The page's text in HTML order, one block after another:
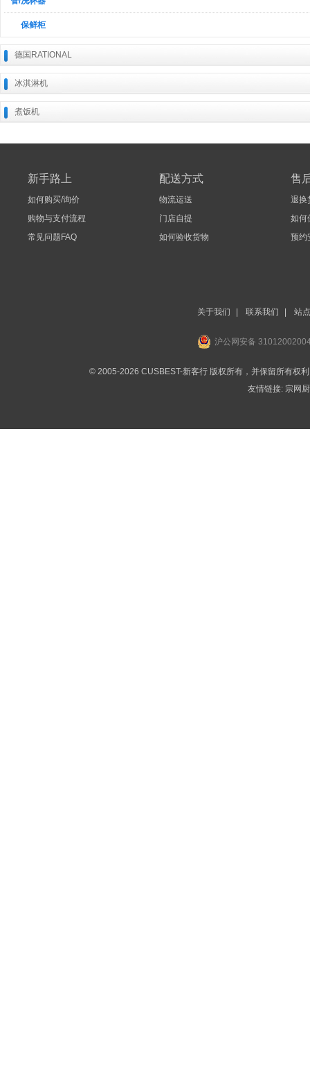
保鲜柜
德国RATIONAL
冰淇淋机
煮饭机
新手路上
如何购买/询价
购物与支付流程
常见问题FAQ
配送方式
物流运送
门店自提
如何验收货物
售
退换
如何
预约
关于我们 联系我们 站
沪公网安备
© 2005-2026 CUSBEST-新客行 版权所有，并保留所有权
友情链接: 宗网